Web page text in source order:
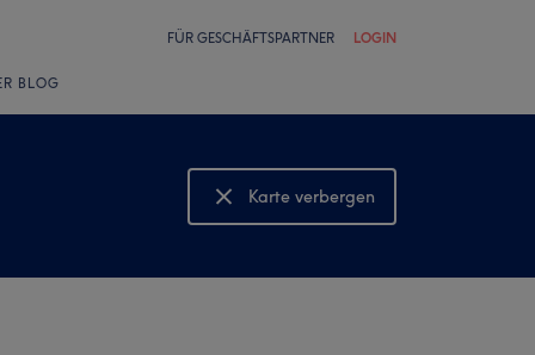
FÜR GESCHÄFTSPARTNER LOGIN
BLOG
Karte verbergen
Karte anzeigen